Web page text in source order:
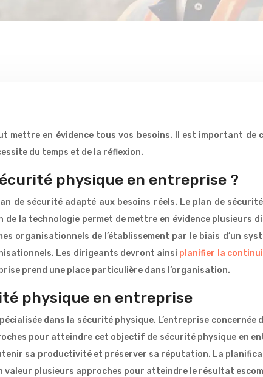
en évidence tous vos besoins. Il est important de
du temps et de la réflexion.
physique en entreprise ?
de sécurité adapté aux besoins réels. Le plan de
la technologie permet de mettre en évidence plusieurs
organisationnels de l’établissement par le biais d’un
Les dirigeants devront ainsi planifier la
prend une place particulière dans l’organisation.
physique en entreprise
dans la sécurité physique. L’entreprise
pour atteindre cet objectif de sécurité physique en
sa productivité et préserver sa réputation. La
plusieurs approches pour atteindre le résultat